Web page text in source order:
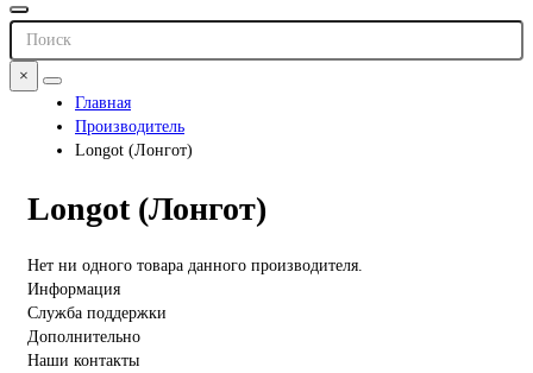
×
Главная
Производитель
Longot (Лонгот)
Longot (Лонгот)
Нет ни одного товара данного производителя.
Информация
Служба поддержки
Дополнительно
Наши контакты